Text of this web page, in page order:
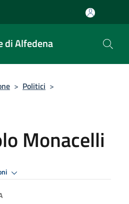
di Alfedena
> Politici >
Monacelli